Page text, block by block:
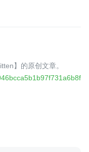
】的原创文章。